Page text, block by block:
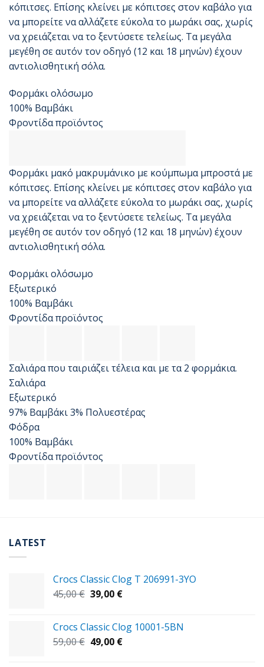
κόπιτσες. Επίσης κλείνει με κόπιτσες στον καβάλο για
να μπορείτε να αλλάζετε εύκολα το μωράκι σας, χωρίς
να χρειάζεται να το ξεντύσετε τελείως. Τα μεγάλα
μεγέθη σε αυτόν τον οδηγό (12 και 18 μηνών) έχουν
αντιολισθητική σόλα.
Φορμάκι ολόσωμο
100% Βαμβάκι
Φροντίδα προϊόντος
Φορμάκι μακό μακρυμάνικο με κούμπωμα μπροστά με
κόπιτσες. Επίσης κλείνει με κόπιτσες στον καβάλο για
να μπορείτε να αλλάζετε εύκολα το μωράκι σας, χωρίς
να χρειάζεται να το ξεντύσετε τελείως. Τα μεγάλα
μεγέθη σε αυτόν τον οδηγό (12 και 18 μηνών) έχουν
αντιολισθητική σόλα.
Φορμάκι ολόσωμο
Εξωτερικό
100% Βαμβάκι
Φροντίδα προϊόντος
Σαλιάρα που ταιριάζει τέλεια και με τα 2 φορμάκια.
Σαλιάρα
Εξωτερικό
97% Βαμβάκι 3% Πολυεστέρας
Φόδρα
100% Βαμβάκι
Φροντίδα προϊόντος
LATEST
Crocs Classic Clog T 206991-3YΟ
45,00€ Original
45,00 €.
39,00 €Η
είναι:
39,00 €.
Crocs Classic Clog 10001-5BN
59,00€ Original
49,00 €Η